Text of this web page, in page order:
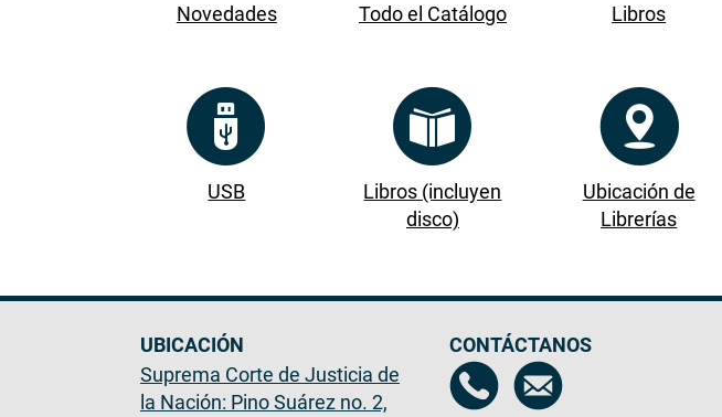
Novedades Todo el Catálogo Libros
USB
Libros (incluyen
disco)
Ubicación de
Librerías
UBICACIÓN
Suprema Corte de Justicia de
la Nación: Pino Suárez no. 2,
CONTÁCTANOS